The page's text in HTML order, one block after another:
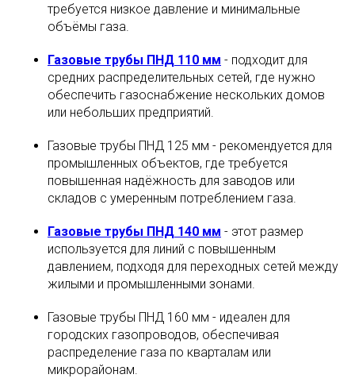
требуется низкое давление и минимальные
объёмы газа.
Газовые трубы ПНД 110 мм - подходит для
средних распределительных сетей, где нужно
обеспечить газоснабжение нескольких домов
или небольших предприятий.
Газовые трубы ПНД 125 мм - рекомендуется для
промышленных объектов, где требуется
повышенная надёжность для заводов или
складов с умеренным потреблением газа.
Газовые трубы ПНД 140 мм - этот размер
используется для линий с повышенным
давлением, подходя для переходных сетей между
жилыми и промышленными зонами.
Газовые трубы ПНД 160 мм - идеален для
городских газопроводов, обеспечивая
распределение газа по кварталам или
микрорайонам.